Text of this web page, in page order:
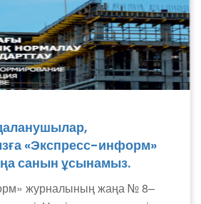
«Экспресс-информ»
санын ұсынамыз.
журналының жаңа № 8–